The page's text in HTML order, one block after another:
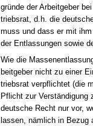
gründe der Ar­beit­ge­ber
triebs­rat, d.h. die
muss und dass er mit
der Ent­las­sun­gen so­wie
Wie die
beit­ge­ber nicht zu ei­ner
triebs­rat ver­pflich­tet (die
Pflicht zur Verständi­gung
deut­sche Recht nur vor,
las­sen, nämlich in